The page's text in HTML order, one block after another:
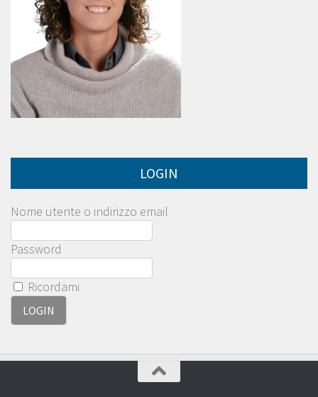
LOGIN
Nome utente o indirizzo email
Password
Ricordami